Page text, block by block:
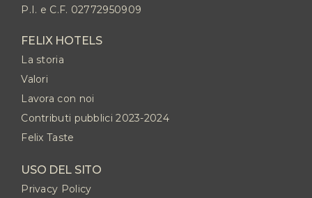
P.I. e C.F. 02772950909
FELIX HOTELS
La storia
Valori
Lavora con noi
Contributi pubblici 2023-2024
Felix Taste
USO DEL SITO
Privacy Policy